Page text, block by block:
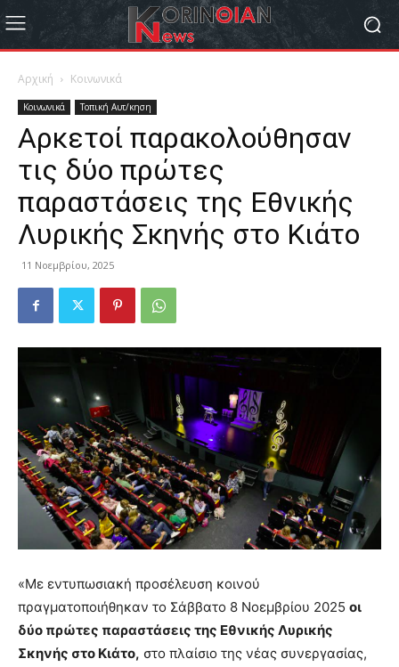
Αρχική Κοινωνικά
Κοινωνικά Τοπική Αυτ/κηση
Αρκετοί παρακολούθησαν
τις δύο πρώτες
παραστάσεις της Εθνικής
Λυρικής Σκηνής στο Κιάτο
11 Νοεμβρίου, 2025
«Με εντυπωσιακή προσέλευση κοινού
πραγματοποιήθηκαν το Σάββατο 8 Νοεμβρίου 2025 οι
δύο πρώτες παραστάσεις της Εθνικής Λυρικής
Σκηνής στο Κιάτο, στο πλαίσιο της νέας συνεργασίας,